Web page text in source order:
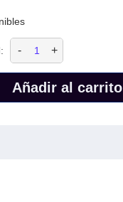
- +
Añadir al carrito